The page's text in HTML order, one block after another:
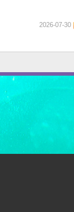
2026-07-30